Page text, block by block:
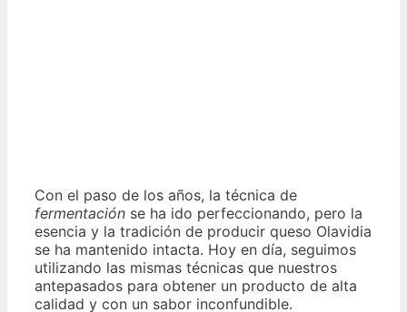
Con el paso de los años, la técnica de
fermentación se ha ido perfeccionando, pero la
esencia y la tradición de producir queso Olavidia
se ha mantenido intacta. Hoy en día, seguimos
utilizando las mismas técnicas que nuestros
antepasados para obtener un producto de alta
calidad y con un sabor inconfundible.